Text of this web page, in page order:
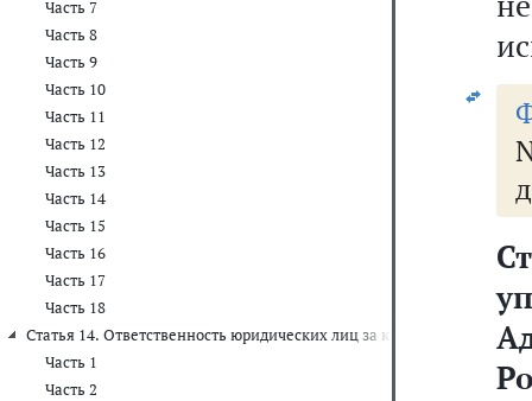
Часть 7
Часть 8
Часть 9
Часть 10
Часть 11
Часть 12
Часть 13
Часть 14
Часть 15
Часть 16
Часть 17
Часть 18
Статья 14. Ответственность юридических лиц за коррупционные
Часть 1
Часть 2